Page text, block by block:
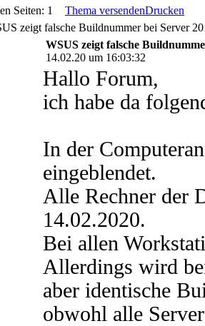
Seiten: 1
Thema versendenDrucken
zeigt falsche Buildnummer bei Server
WSUS zeigt falsche
14.02.20 um 16:03:32
Hallo Forum,
ich habe da
In der
eingeblendet.
Alle Rechner der
14.02.2020.
Bei allen
Allerdings wird
aber identische
obwohl alle